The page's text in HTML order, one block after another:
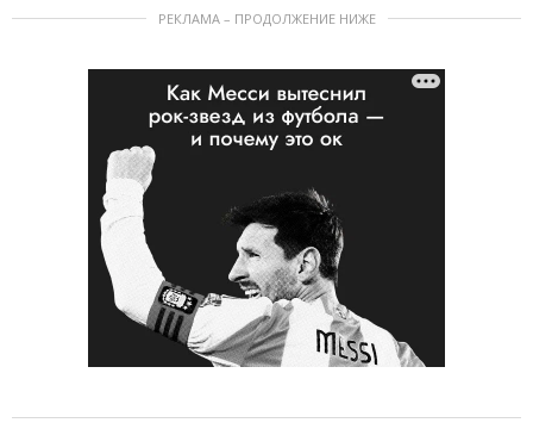
РЕКЛАМА – ПРОДОЛЖЕНИЕ НИЖЕ